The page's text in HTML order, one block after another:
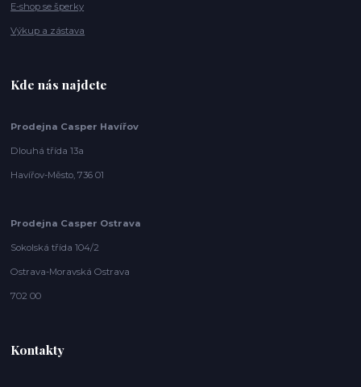
E-shop se šperky
Výkup a zástava
Kde nás najdete
Prodejna Casper Havířov
Dlouhá třída 13a
Havířov-Město, 736 01
Prodejna Casper Ostrava
Sokolská třída 104/2
Ostrava-Moravská Ostrava
702 00
Kontakty